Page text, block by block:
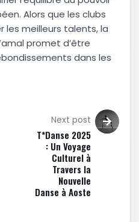
Alors que les clubs
les meilleurs talents, la
promet d’être
dans les
Next post
T*Danse 2025
: Un Voyage
Culturel à
Travers la
Nouvelle
Danse à Aoste